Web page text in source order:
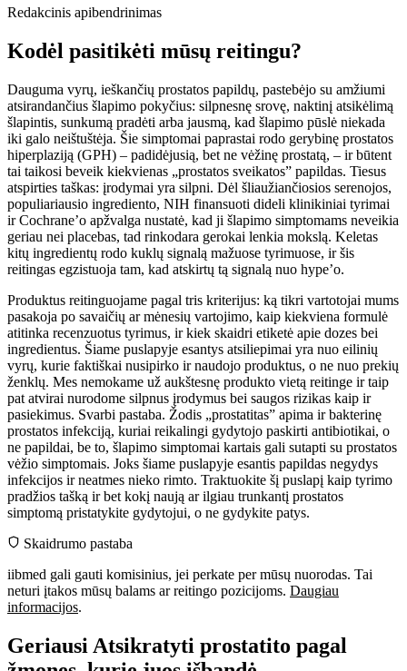
Redakcinis apibendrinimas
Kodėl pasitikėti mūsų reitingu?
Dauguma vyrų, ieškančių prostatos papildų, pastebėjo su amžiumi
atsirandančius šlapimo pokyčius: silpnesnę srovę, naktinį atsikėlimą
šlapintis, sunkumą pradėti arba jausmą, kad šlapimo pūslė niekada
iki galo neištuštėja. Šie simptomai paprastai rodo gerybinę prostatos
hiperplaziją (GPH) – padidėjusią, bet ne vėžinę prostatą, – ir būtent
tai taikosi beveik kiekvienas „prostatos sveikatos” papildas. Tiesus
atspirties taškas: įrodymai yra silpni. Dėl šliaužiančiosios serenojos,
populiariausio ingrediento, NIH finansuoti dideli klinikiniai tyrimai
ir Cochrane’o apžvalga nustatė, kad ji šlapimo simptomams neveikia
geriau nei placebas, tad rinkodara gerokai lenkia mokslą. Keletas
kitų ingredientų rodo kuklų signalą mažuose tyrimuose, ir šis
reitingas egzistuoja tam, kad atskirtų tą signalą nuo hype’o.
Produktus reitinguojame pagal tris kriterijus: ką tikri vartotojai mums
pasakoja po savaičių ar mėnesių vartojimo, kaip kiekviena formulė
atitinka recenzuotus tyrimus, ir kiek skaidri etiketė apie dozes bei
ingredientus. Šiame puslapyje esantys atsiliepimai yra nuo eilinių
vyrų, kurie faktiškai nusipirko ir naudojo produktus, o ne nuo prekių
ženklų. Mes nemokame už aukštesnę produkto vietą reitinge ir taip
pat atvirai nurodome silpnus įrodymus bei saugos rizikas kaip ir
pasiekimus. Svarbi pastaba. Žodis „prostatitas” apima ir bakterinę
prostatos infekciją, kuriai reikalingi gydytojo paskirti antibiotikai, o
ne papildai, be to, šlapimo simptomai kartais gali sutapti su prostatos
vėžio simptomais. Joks šiame puslapyje esantis papildas negydys
infekcijos ir neatmes nieko rimto. Traktuokite šį puslapį kaip tyrimo
pradžios tašką ir bet kokį naują ar ilgiau trunkantį prostatos
simptomą pristatykite gydytojui, o ne gydykite patys.
Skaidrumo pastaba
iibmed gali gauti komisinius, jei perkate per mūsų nuorodas. Tai
neturi įtakos mūsų balams ar reitingo pozicijoms. Daugiau
informacijos.
Geriausi Atsikratyti prostatito pagal